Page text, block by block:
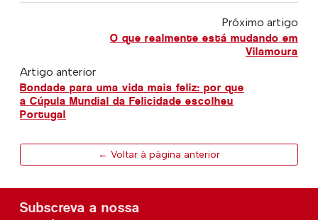
Próximo artigo
O que realmente está mudando em
Vilamoura
Artigo anterior
Bondade para uma vida mais feliz: por que
a Cúpula Mundial da Felicidade escolheu
Portugal
← Voltar à página anterior
Subscreva a nossa